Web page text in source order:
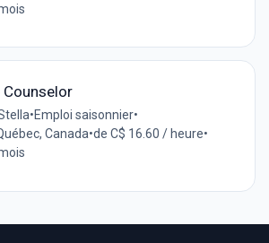
Counselor
•Emploi saisonnier•
Canada•de C$ 16.60 / heure•